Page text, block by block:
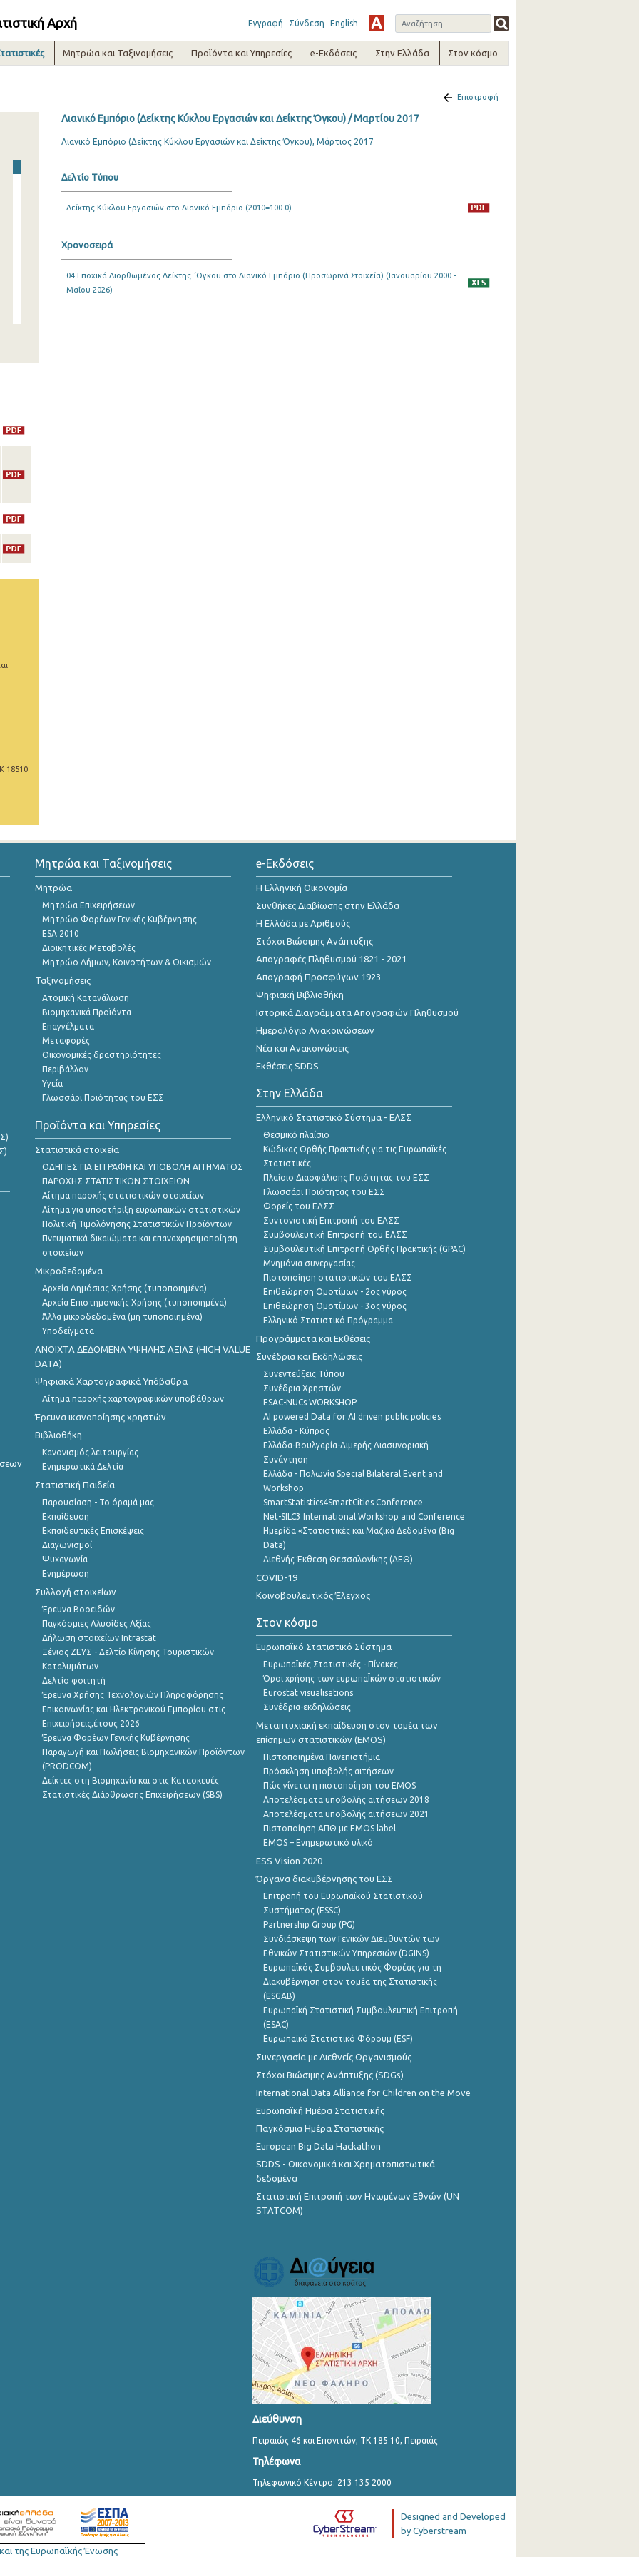
Αρχή Εγγραφή Σύνδεση English
Μητρώα και Ταξινομήσεις Προϊόντα και Υπηρεσίες e-Εκδόσεις Στην Ελλάδα Στον κόσμο
18510
Επιστροφή
Λιανικό Εμπόριο (Δείκτης Κύκλου Εργασιών και Δείκτης Όγκου) / Μαρτίου 2017
Λιανικό Εμπόριο (Δείκτης Κύκλου Εργασιών και Δείκτης Όγκου), Μάρτιος 2017
Δελτίο Τύπου
Δείκτης Κύκλου Εργασιών στο Λιανικό Εμπόριο (2010=100.0)
Χρονοσειρά
04.Εποχικά Διορθωμένος Δείκτης ΄Ογκου στο Λιανικό Εμπόριο (Προσωρινά Στοιχεία) (Ιανουαρίου 2000 -
Μαΐου 2026)
Μητρώα και Ταξινομήσεις
Μητρώα
Μητρώα Επιχειρήσεων
Μητρώο Φορέων Γενικής Κυβέρνησης
ESA 2010
Διοικητικές Μεταβολές
Μητρώο Δήμων, Κοινοτήτων & Οικισμών
Ταξινομήσεις
Ατομική Κατανάλωση
Βιομηχανικά Προϊόντα
Επαγγέλματα
Μεταφορές
Οικονομικές δραστηριότητες
Περιβάλλον
Υγεία
Γλωσσάρι Ποιότητας του ΕΣΣ
Προϊόντα και Υπηρεσίες
Στατιστικά στοιχεία
ΟΔΗΓΙΕΣ ΓΙΑ ΕΓΓΡΑΦΗ ΚΑΙ ΥΠΟΒΟΛΗ ΑΙΤΗΜΑΤΟΣ
ΠΑΡΟΧΗΣ ΣΤΑΤΙΣΤΙΚΩΝ ΣΤΟΙΧΕΙΩΝ
Αίτημα παροχής στατιστικών στοιχείων
Αίτημα για υποστήριξη ευρωπαϊκών στατιστικών
Πολιτική Τιμολόγησης Στατιστικών Προϊόντων
Πνευματικά δικαιώματα και επαναχρησιμοποίηση
στοιχείων
Μικροδεδομένα
Αρχεία Δημόσιας Χρήσης (τυποποιημένα)
Αρχεία Επιστημονικής Χρήσης (τυποποιημένα)
Άλλα μικροδεδομένα (μη τυποποιημένα)
Υποδείγματα
ANOIXTA ΔΕΔΟΜΕΝΑ ΥΨΗΛΗΣ ΑΞΙΑΣ (HIGH VALUE
DATA)
Ψηφιακά Χαρτογραφικά Υπόβαθρα
Αίτημα παροχής χαρτογραφικών υποβάθρων
Έρευνα ικανοποίησης χρηστών
Βιβλιοθήκη
Κανονισμός λειτουργίας
Ενημερωτικά Δελτία
Στατιστική Παιδεία
Παρουσίαση - Το όραμά μας
Εκπαίδευση
Εκπαιδευτικές Επισκέψεις
Διαγωνισμοί
Ψυχαγωγία
Ενημέρωση
Συλλογή στοιχείων
Έρευνα Βοοειδών
Παγκόσμιες Αλυσίδες Αξίας
Δήλωση στοιχείων Intrastat
Ξένιος ΖΕΥΣ - Δελτίο Κίνησης Τουριστικών
Καταλυμάτων
Δελτίο φοιτητή
Έρευνα Χρήσης Τεχνολογιών Πληροφόρησης
Επικοινωνίας και Ηλεκτρονικού Εμπορίου στις
Επιχειρήσεις,έτους 2026
Έρευνα Φορέων Γενικής Κυβέρνησης
Παραγωγή και Πωλήσεις Βιομηχανικών Προϊόντων
(PRODCOM)
Δείκτες στη Βιομηχανία και στις Κατασκευές
Στατιστικές Διάρθρωσης Επιχειρήσεων (SBS)
e-Εκδόσεις
Η Ελληνική Οικονομία
Συνθήκες Διαβίωσης στην Ελλάδα
Η Ελλάδα με Αριθμούς
Στόχοι Βιώσιμης Ανάπτυξης
Απογραφές Πληθυσμού 1821 - 2021
Απογραφή Προσφύγων 1923
Ψηφιακή Βιβλιοθήκη
Ιστορικά Διαγράμματα Απογραφών Πληθυσμού
Ημερολόγιο Ανακοινώσεων
Νέα και Ανακοινώσεις
Εκθέσεις SDDS
Στην Ελλάδα
Ελληνικό Στατιστικό Σύστημα - ΕΛΣΣ
Θεσμικό πλαίσιο
Κώδικας Ορθής Πρακτικής για τις Ευρωπαϊκές
Στατιστικές
Πλαίσιο Διασφάλισης Ποιότητας του ΕΣΣ
Γλωσσάρι Ποιότητας του ΕΣΣ
Φορείς του ΕΛΣΣ
Συντονιστική Επιτροπή του ΕΛΣΣ
Συμβουλευτική Επιτροπή του ΕΛΣΣ
Συμβουλευτική Επιτροπή Ορθής Πρακτικής (GPAC)
Μνημόνια συνεργασίας
Πιστοποίηση στατιστικών του ΕΛΣΣ
Επιθεώρηση Ομοτίμων - 2ος γύρος
Επιθεώρηση Ομοτίμων - 3ος γύρος
Ελληνικό Στατιστικό Πρόγραμμα
Προγράμματα και Εκθέσεις
Συνέδρια και Εκδηλώσεις
Συνεντεύξεις Τύπου
Συνέδρια Χρηστών
ESAC-NUCs WORKSHOP
AI powered Data for AI driven public policies
Ελλάδα - Κύπρος
Ελλάδα-Βουλγαρία-Διμερής Διασυνοριακή
Συνάντηση
Ελλάδα - Πολωνία Special Bilateral Event and
Workshop
SmartStatistics4SmartCities Conference
Net-SILC3 International Workshop and Conference
Ημερίδα «Στατιστικές και Μαζικά Δεδομένα (Big
Data)
Διεθνής Έκθεση Θεσσαλονίκης (ΔΕΘ)
COVID-19
Κοινοβουλευτικός Έλεγχος
Στον κόσμο
Ευρωπαϊκό Στατιστικό Σύστημα
Ευρωπαϊκές Στατιστικές - Πίνακες
Όροι χρήσης των ευρωπαΪκών στατιστικών
Eurostat visualisations
Συνέδρια-εκδηλώσεις
Μεταπτυχιακή εκπαίδευση στον τομέα των
επίσημων στατιστικών (EMOS)
Πιστοποιημένα Πανεπιστήμια
Πρόσκληση υποβολής αιτήσεων
Πώς γίνεται η πιστοποίηση του EMOS
Αποτελέσματα υποβολής αιτήσεων 2018
Αποτελέσματα υποβολής αιτήσεων 2021
Πιστοποίηση ΑΠΘ με EMOS label
EMOS – Ενημερωτικό υλικό
ESS Vision 2020
Όργανα διακυβέρνησης του ΕΣΣ
Επιτροπή του Ευρωπαϊκού Στατιστικού
Συστήματος (ESSC)
Partnership Group (PG)
Συνδιάσκεψη των Γενικών Διευθυντών των
Εθνικών Στατιστικών Υπηρεσιών (DGINS)
Ευρωπαϊκός Συμβουλευτικός Φορέας για τη
Διακυβέρνηση στον τομέα της Στατιστικής
(ESGAB)
Ευρωπαϊκή Στατιστική Συμβουλευτική Επιτροπή
(ESAC)
Ευρωπαϊκό Στατιστικό Φόρουμ (ESF)
Συνεργασία με Διεθνείς Οργανισμούς
Στόχοι Βιώσιμης Ανάπτυξης (SDGs)
International Data Alliance for Children on the Move
Ευρωπαϊκή Ημέρα Στατιστικής
Παγκόσμια Ημέρα Στατιστικής
European Big Data Hackathon
SDDS - Οικονομικά και Χρηματοπιστωτικά
δεδομένα
Στατιστική Επιτροπή των Ηνωμένων Εθνών (UN
STATCOM)
Διεύθυνση
Πειραιώς 46 και Επονιτών, ΤΚ 185 10, Πειραιάς
Τηλέφωνα
Τηλεφωνικό Κέντρο: 213 135 2000
της Ευρωπαϊκής Ένωσης
Designed and Developed
by Cyberstream